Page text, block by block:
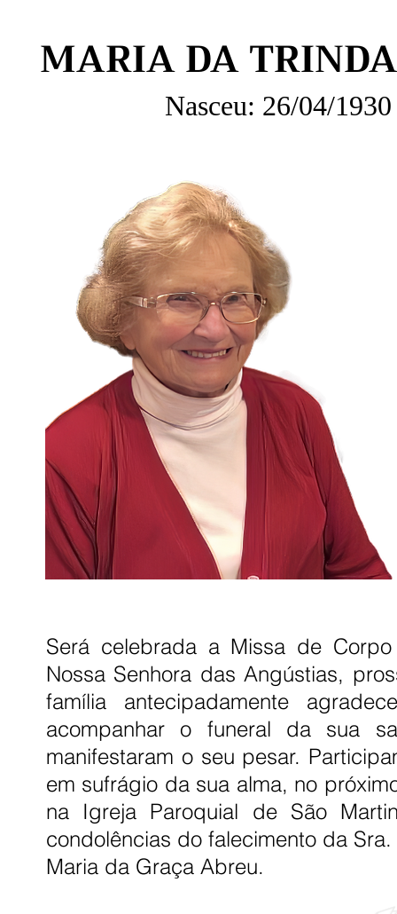
MARIA DA
Nasceu: 26/04/
Será celebrada a Missa de
Nossa Senhora das Angústias,
família antecipadamente
acompanhar o funeral da sua
manifestaram o seu pesar.
em sufrágio da sua alma, no
na Igreja Paroquial de São
condolências do falecimento da
Maria da Graça Abreu.